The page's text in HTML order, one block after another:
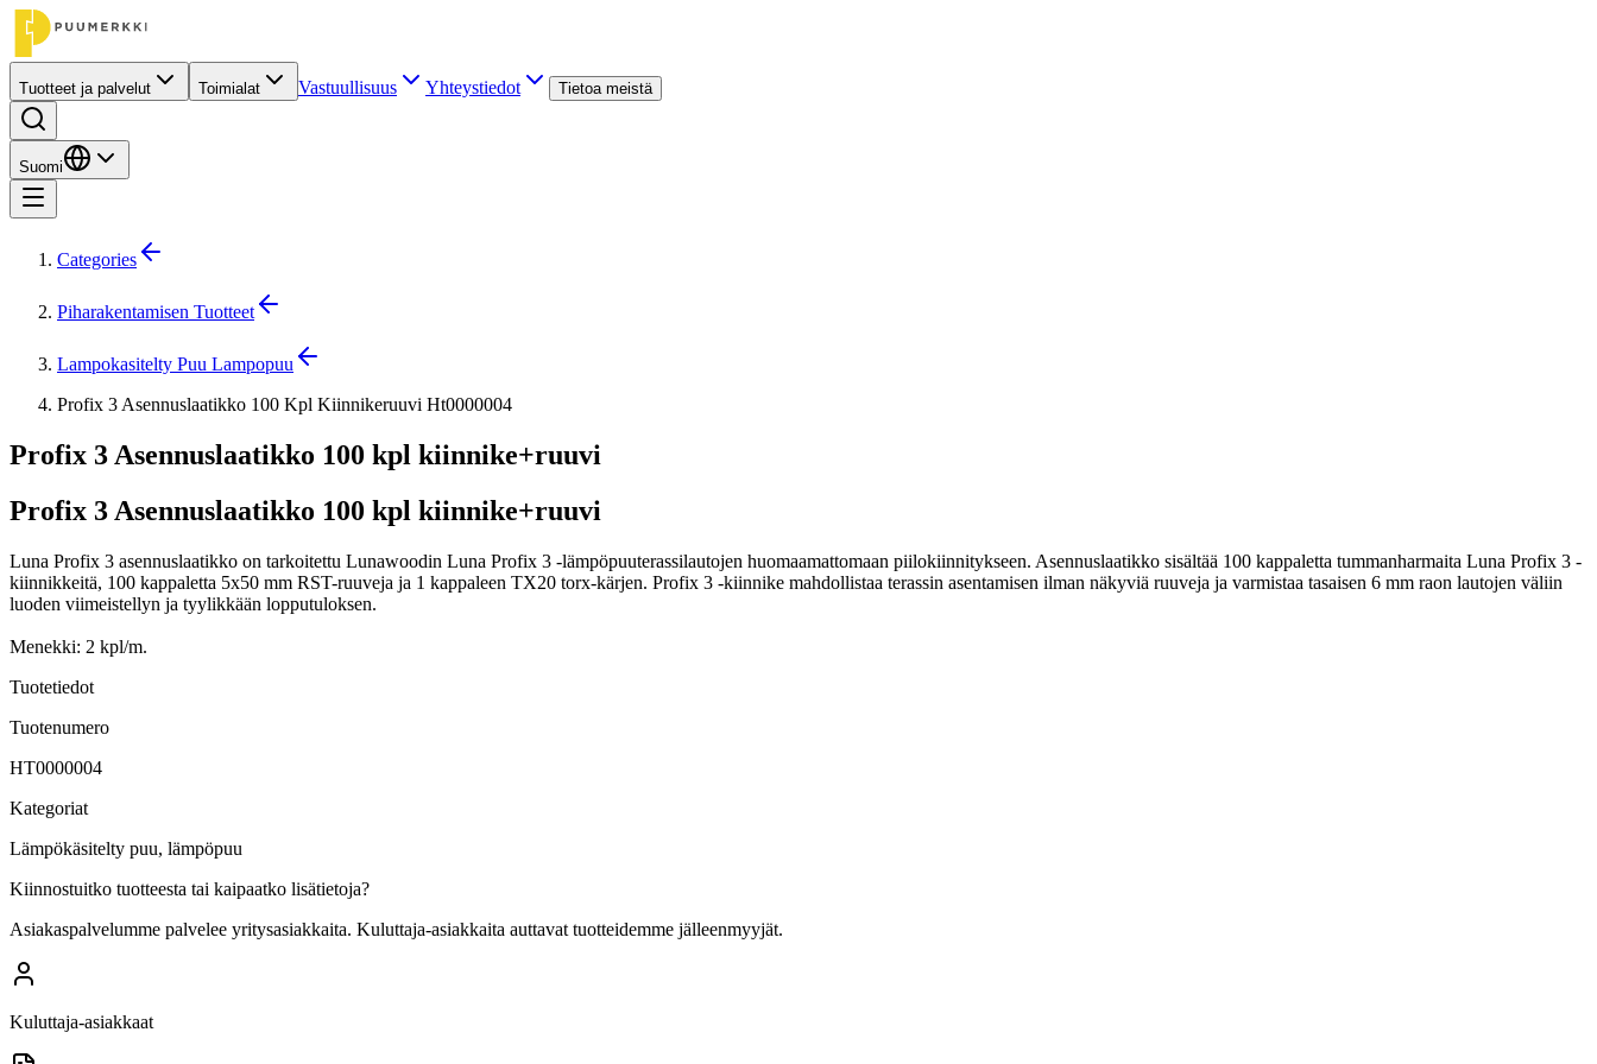
Tuotteet ja palvelut Toimialat Vastuullisuus Yhteystiedot Tietoa meistä
Suomi
Categories
Piharakentamisen Tuotteet
Lampokasitelty Puu Lampopuu
Profix 3 Asennuslaatikko 100 Kpl Kiinnikeruuvi Ht0000004
Profix 3 Asennuslaatikko 100 kpl kiinnike+ruuvi
Profix 3 Asennuslaatikko 100 kpl kiinnike+ruuvi
Luna Profix 3 asennuslaatikko on tarkoitettu Lunawoodin Luna Profix 3 -lämpöpuuterassilautojen huomaamattomaan piilokiinnitykseen. Asennuslaatikko sisältää 100 kappaletta tummanharmaita Luna Profix 3 -
kiinnikkeitä, 100 kappaletta 5x50 mm RST-ruuveja ja 1 kappaleen TX20 torx-kärjen. Profix 3 -kiinnike mahdollistaa terassin asentamisen ilman näkyviä ruuveja ja varmistaa tasaisen 6 mm raon lautojen väliin
luoden viimeistellyn ja tyylikkään lopputuloksen.
Menekki: 2 kpl/m.
Tuotetiedot
Tuotenumero
HT0000004
Kategoriat
Lämpökäsitelty puu, lämpöpuu
Kiinnostuitko tuotteesta tai kaipaatko lisätietoja?
Asiakaspalvelumme palvelee yritysasiakkaita. Kuluttaja-asiakkaita auttavat tuotteidemme jälleenmyyjät.
Kuluttaja-asiakkaat